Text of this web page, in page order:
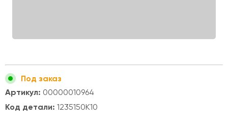
Под заказ
Артикул: 00000010964
Код детали: 1235150K10